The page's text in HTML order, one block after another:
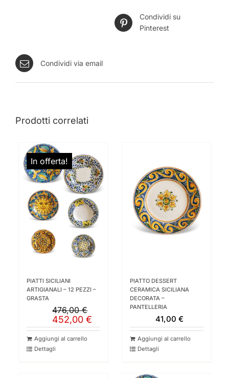
Condividi su
Pinterest
Condividi via email
Prodotti correlati
In offerta!
PIATTI SICILIANI
ARTIGIANALI – 12 PEZZI –
GRASTA
476,00€
Il
prezzo
originale
era:
476,00 €.
452,00€
Il
prezzo
attuale
è:
452,00 €.
Aggiungi al carrello
Dettagli
PIATTO DESSERT
CERAMICA SICILIANA
DECORATA –
PANTELLERIA
41,00€
Aggiungi al carrello
Dettagli